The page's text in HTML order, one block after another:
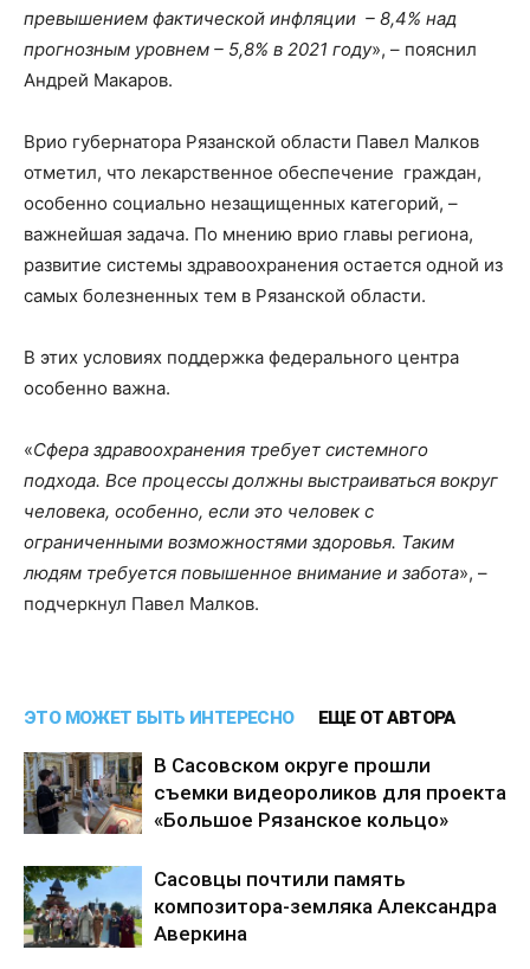
превышением фактической инфляции – 8,4% над
прогнозным уровнем – 5,8% в 2021 году», – пояснил
Андрей Макаров.
Врио губернатора Рязанской области Павел Малков
отметил, что лекарственное обеспечение граждан,
особенно социально незащищенных категорий, –
важнейшая задача. По мнению врио главы региона,
развитие системы здравоохранения остается одной из
самых болезненных тем в Рязанской области.
В этих условиях поддержка федерального центра
особенно важна.
«Сфера здравоохранения требует системного
подхода. Все процессы должны выстраиваться вокруг
человека, особенно, если это человек с
ограниченными возможностями здоровья. Таким
людям требуется повышенное внимание и забота», –
подчеркнул Павел Малков.
ЭТО МОЖЕТ БЫТЬ ИНТЕРЕСНО ЕЩЕ ОТ АВТОРА
В Сасовском округе прошли
съемки видеороликов для проекта
«Большое Рязанское кольцо»
Сасовцы почтили память
композитора-земляка Александра
Аверкина